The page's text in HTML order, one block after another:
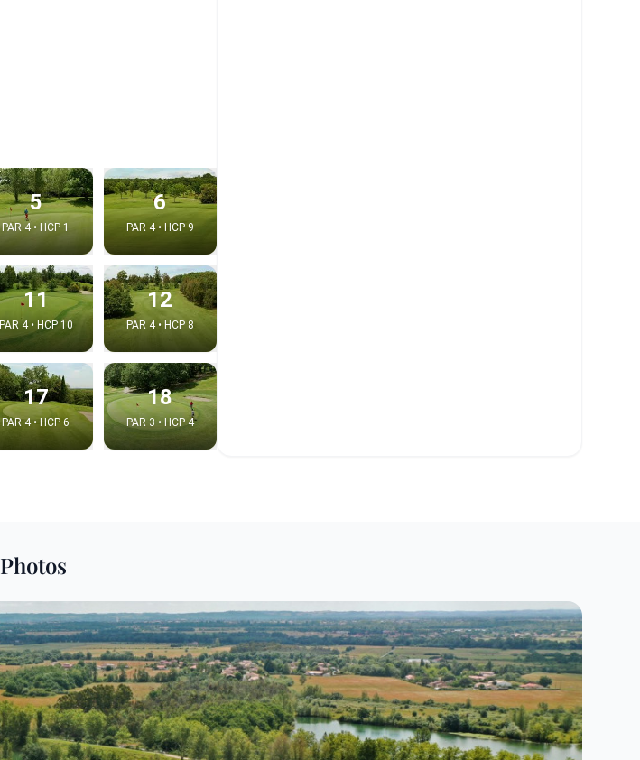
5
PAR 4 • HCP 1
6
PAR 4 • HCP 9
11
PAR 4 • HCP 10
12
PAR 4 • HCP 8
17
PAR 4 • HCP 6
18
PAR 3 • HCP 4
Photos
Copier dans le presse-papiers